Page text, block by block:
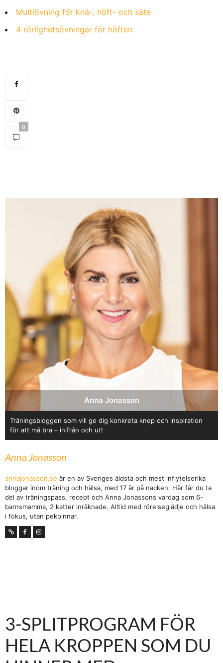
Multiövning för knä-, höft- och säte
4 rörlighetsövningar för höften
0
Anna Jonasson
Träningsbloggen som vill ge dig konkreta knep och inspiration
för att må bra – inifrån och ut!
Anna Jonasson
annajonasson.se är en av Sveriges äldsta och mest inflytelserika
bloggar inom träning och hälsa, med 17 år på nacken. Här får du ta
del av träningspass, recept och Anna Jonassons vardag som 6-
barnsmamma, 2 katter inräknade. Alltid med rörelseglädje och hälsa
i fokus, utan pekpinnar.
3-SPLITPROGRAM FÖR
HELA KROPPEN SOM DU